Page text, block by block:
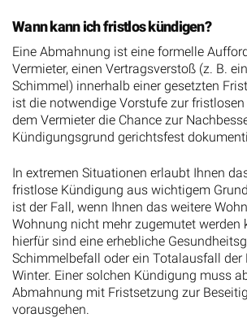
Wann kann ich fristlos kündigen?
Eine Abmahnung ist eine formelle
Vermieter, einen Vertragsverstoß (z. B.
Schimmel) innerhalb einer gesetzten
ist die notwendige Vorstufe zur
dem Vermieter die Chance zur
Kündigungsgrund gerichtsfest
In extremen Situationen erlaubt Ihnen
fristlose Kündigung aus wichtigem
ist der Fall, wenn Ihnen das weitere
Wohnung nicht mehr zugemutet werden
hierfür sind eine erhebliche
Schimmelbefall oder ein Totalausfall der
Winter. Einer solchen Kündigung muss
Abmahnung mit Fristsetzung zur
vorausgehen.